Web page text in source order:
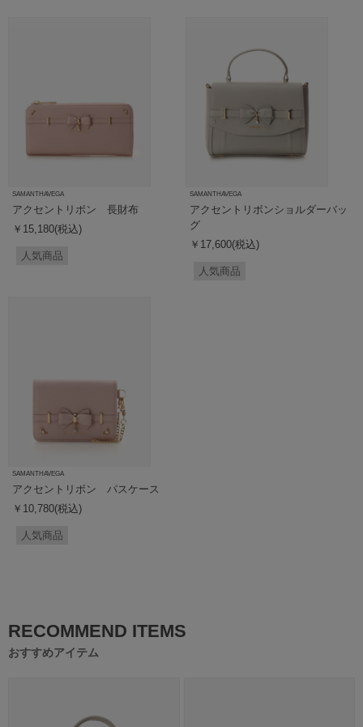
SAMANTHAVEGA
アクセントリボン 長財布
￥15,180(税込)
人気商品
SAMANTHAVEGA
アクセントリボンショルダーバッ
グ
￥17,600(税込)
人気商品
SAMANTHAVEGA
アクセントリボン パスケース
￥10,780(税込)
人気商品
RECOMMEND ITEMS
おすすめアイテム